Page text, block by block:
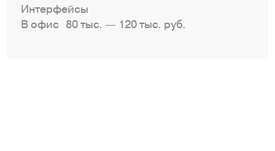
Интерфейсы
В офис 80 тыс. — 120 тыс. руб.